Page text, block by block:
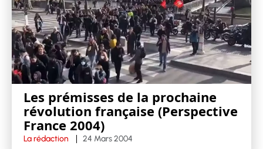
Les prémisses de la prochaine
révolution française (Perspective
France 2004)
La rédaction 24 Mars 2004